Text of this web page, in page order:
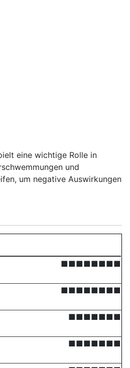
eine wichtige Rolle in
und
um negative Auswirkungen
■■■■■■■■
■■■■■■■■
■■■■■■■
■■■■■■■